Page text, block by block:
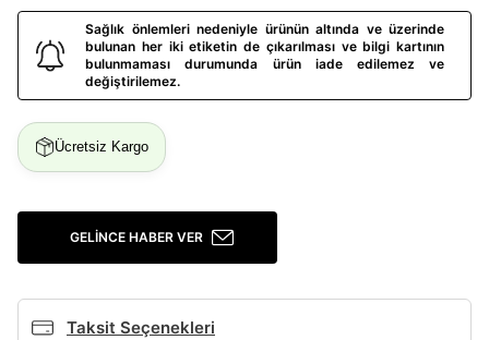
Sağlık önlemleri nedeniyle ürünün altında ve üzerinde
bulunan her iki etiketin de çıkarılması ve bilgi kartının
bulunmaması durumunda ürün iade edilemez ve
değiştirilemez.
Ücretsiz Kargo
GELINCE HABER VER
Taksit Seçenekleri
Şifre